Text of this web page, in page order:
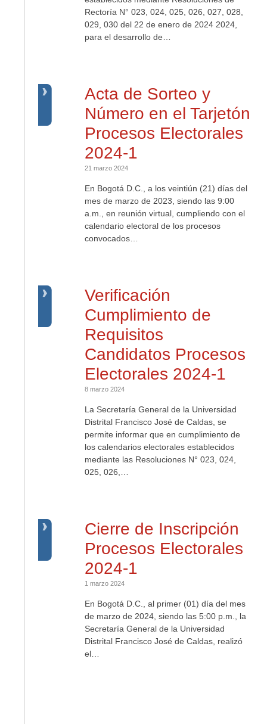
Rectoría N° 023, 024, 025, 026, 027, 028,
029, 030 del 22 de enero de 2024 2024,
para el desarrollo de…
Acta de Sorteo y
Número en el Tarjetón
Procesos Electorales
2024-1
21 marzo 2024
En Bogotá D.C., a los veintiún (21) días del
mes de marzo de 2023, siendo las 9:00
a.m., en reunión virtual, cumpliendo con el
calendario electoral de los procesos
convocados…
Verificación
Cumplimiento de
Requisitos
Candidatos Procesos
Electorales 2024-1
8 marzo 2024
La Secretaría General de la Universidad
Distrital Francisco José de Caldas, se
permite informar que en cumplimiento de
los calendarios electorales establecidos
mediante las Resoluciones N° 023, 024,
025, 026,…
Cierre de Inscripción
Procesos Electorales
2024-1
1 marzo 2024
En Bogotá D.C., al primer (01) día del mes
de marzo de 2024, siendo las 5:00 p.m., la
Secretaría General de la Universidad
Distrital Francisco José de Caldas, realizó
el…